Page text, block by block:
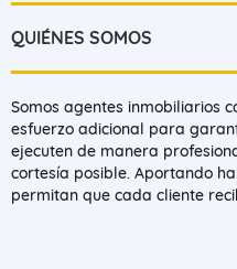
QUIÉNES SOMOS
Somos agentes inmobiliarios
esfuerzo adicional para
ejecuten de manera
cortesía posible. Aportando
permitan que cada cliente